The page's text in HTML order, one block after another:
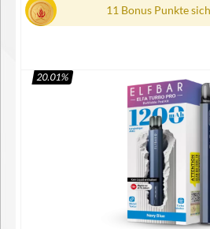
11 Bonus Punkte
In den Warenkorb
20.01%